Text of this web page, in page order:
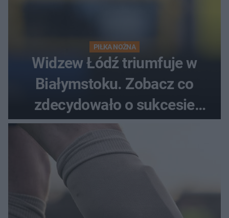
PIŁKA NOŻNA
Widzew Łódź triumfuje w
Białymstoku. Zobacz co
zdecydowało o sukcesie
gości